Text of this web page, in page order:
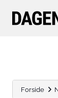
Forside